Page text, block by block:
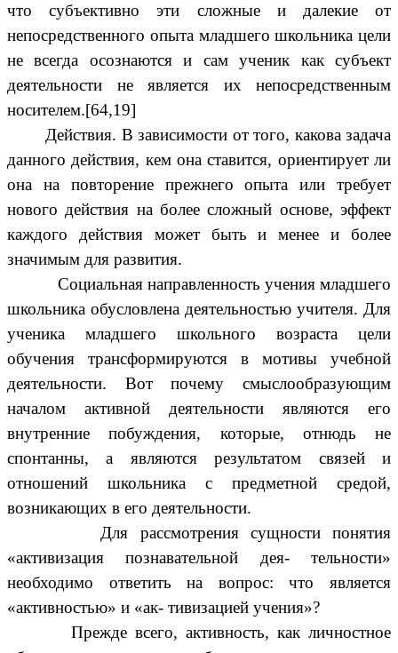
что субъективно эти сложные и далекие от
непосредственного опыта младшего школьника цели
не всегда осознаются и сам ученик как субъект
деятельности не является их непосредственным
носителем.[64,19]
Действия. В зависимости от того, какова задача
данного действия, кем она ставится, ориентирует ли
она на повторение прежнего опыта или требует
нового действия на более сложный основе, эффект
каждого действия может быть и менее и более
значимым для развития.
направленность учения младшего
школьника обусловлена деятельностью учителя. Для
ученика младшего школьного возраста цели
обучения трансформируются в мотивы учебной
деятельности. Вот почему смыслообразующим
началом активной деятельности являются его
внутренние побуждения, которые, отнюдь не
спонтанны, а являются результатом связей и
отношений школьника с предметной средой,
возникающих в его деятельности.
Для рассмотрения сущности понятия
«активизация познавательной дея- тельности»
необходимо ответить на вопрос: что является
«активностью» и «ак- тивизацией учения»?
Прежде всего, активность, как личностное